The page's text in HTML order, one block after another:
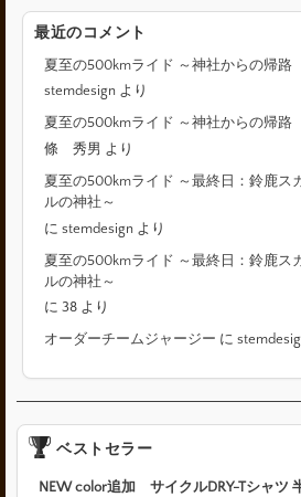
最近のコメント
夏至の500kmライド ～神社からの帰
stemdesign より
夏至の500kmライド ～神社からの帰
條 秀男 より
夏至の500kmライド ～最終日：鈴鹿ス
ルの神社～
にstemdesign より
夏至の500kmライド ～最終日：鈴鹿ス
ルの神社～
に38 より
オーダーチームジャージー に
ベストセラー
NEW color追加 サイクルDRY-Tシャツ